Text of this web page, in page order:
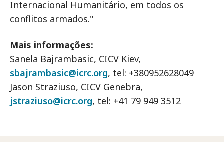
Internacional Humanitário, em todos os
conflitos armados."
Mais informações:
Sanela Bajrambasic, CICV Kiev,
sbajrambasic@icrc.org, tel: +380952628049
Jason Straziuso, CICV Genebra,
jstraziuso@icrc.org, tel: +41 79 949 3512